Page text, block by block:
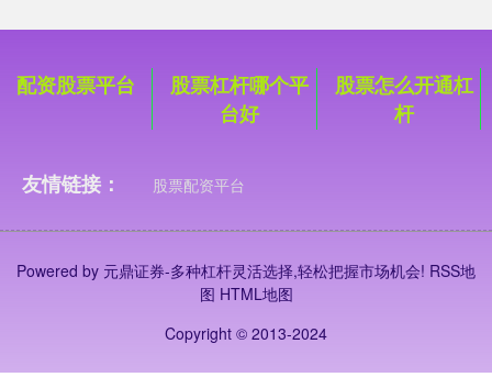
配资股票平台
股票杠杆哪个平
台好
股票怎么开通杠
杆
友情链接： 股票配资平台
Powered by 元鼎证券-多种杠杆灵活选择,轻松把握市场机会! RSS地
图 HTML地图
Copyright © 2013-2024